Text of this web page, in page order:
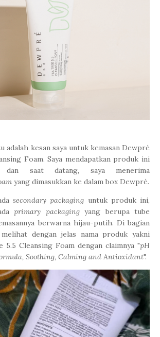
adalah kesan saya untuk kemasan Dewpré
Foam. Saya mendapatkan produk ini
saat datang, saya menerima
yang dimasukkan ke dalam box Dewpré.
secondary packaging untuk produk ini,
primary packagingyang berupa tube
berwarna hijau-putih. Di bagian
dengan jelas nama produk yakni
5.5 Cleansing Foam dengan claimnya "pH
Soothing, Calming and Antioxidant".